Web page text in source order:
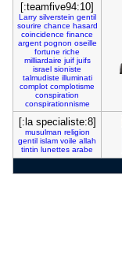
[:teamfive94:10]
Larry silverstein gentil
sourire chance hasard
coincidence finance
argent pognon oseille
fortune riche
milliardaire juif juifs
israel sioniste
talmudiste illuminati
complot complotisme
conspiration
conspirationnisme
[:la specialiste:8]
musulman religion
gentil islam voile allah
tintin lunettes arabe